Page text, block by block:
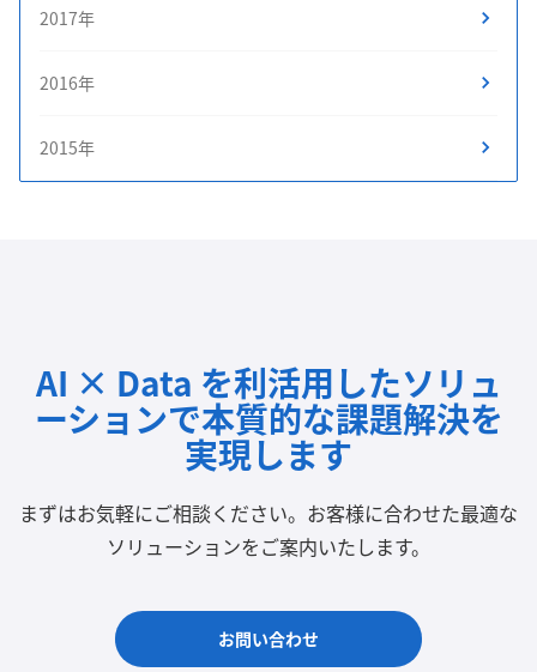
2017年
2016年
2015年
AI × Data を利活用したソリュ
ーションで本質的な課題解決を
実現します
まずはお気軽にご相談ください。 お客様に合わせた最適な
ソリューションをご案内いたします。
お問い合わせ